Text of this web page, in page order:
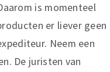
is momenteel
er liever geen
Neem een
De juristen van